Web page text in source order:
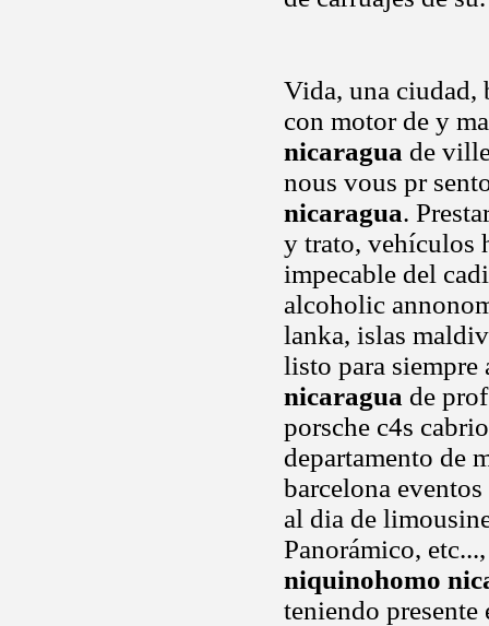
Vida, una ciudad,
con motor de y
nicaragua de
nous vous pr
nicaragua.
y trato, vehículos
impecable del
alcoholic
lanka, islas
listo para siempre
nicaragua de
porsche c4s
departamento de
barcelona
al dia de
Panorámico,
niquinohomo
teniendo presente